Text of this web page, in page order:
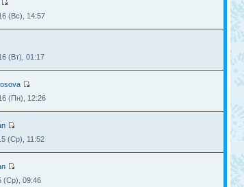
(Вс), 14:57
(Вт), 01:17
(Пн), 12:26
(Ср), 11:52
(Ср), 09:46